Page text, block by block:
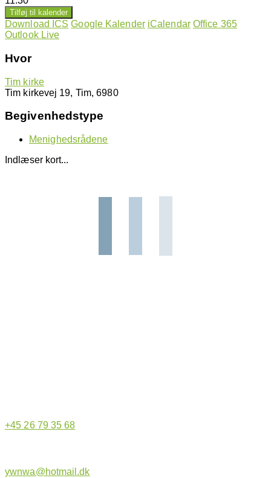
Tilføj til kalender
Download ICS Google Kalender iCalendar Office 365
Outlook Live
Hvor
Tim kirke
Tim kirkevej 19, Tim, 6980
Begivenhedstype
Menighedsrådene
Indlæser kort...
+45 26 79 35 68
ywnwa@hotmail.dk